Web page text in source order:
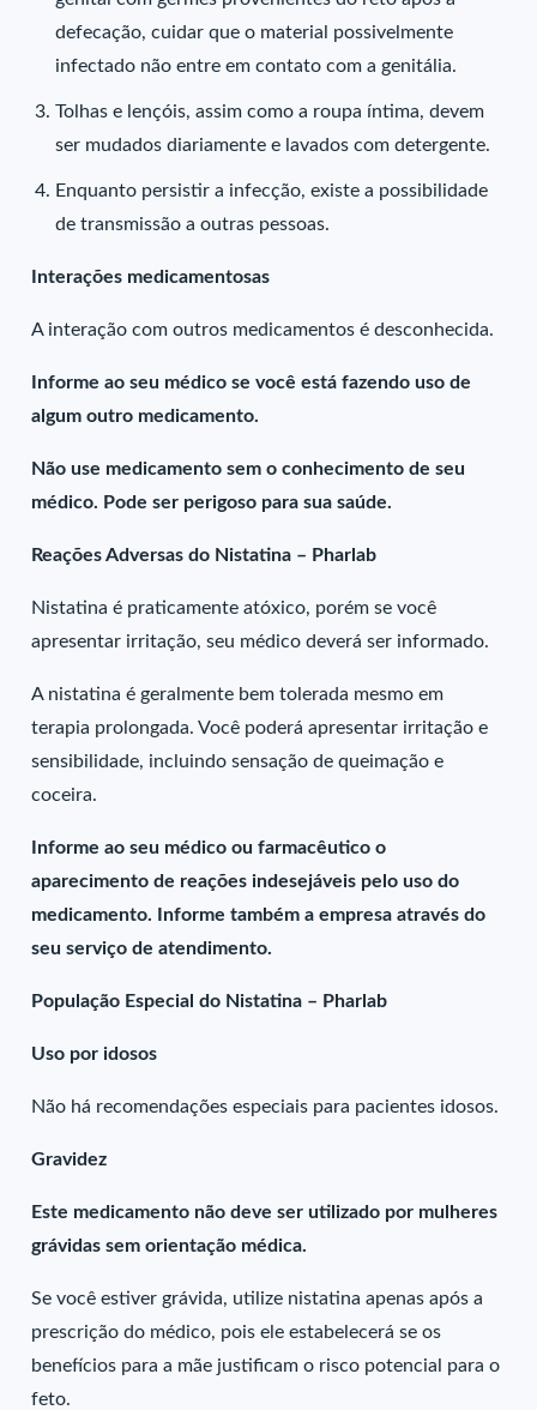
defecação, cuidar que o material possivelmente
infectado não entre em contato com a genitália.
Tolhas e lençóis, assim como a roupa íntima, devem
ser mudados diariamente e lavados com detergente.
Enquanto persistir a infecção, existe a possibilidade
de transmissão a outras pessoas.
Interações medicamentosas
A interação com outros medicamentos é desconhecida.
Informe ao seu médico se você está fazendo uso de
algum outro medicamento.
Não use medicamento sem o conhecimento de seu
médico. Pode ser perigoso para sua saúde.
Reações Adversas do Nistatina – Pharlab
Nistatina é praticamente atóxico, porém se você
apresentar irritação, seu médico deverá ser informado.
A nistatina é geralmente bem tolerada mesmo em
terapia prolongada. Você poderá apresentar irritação e
sensibilidade, incluindo sensação de queimação e
coceira.
Informe ao seu médico ou farmacêutico o
aparecimento de reações indesejáveis pelo uso do
medicamento. Informe também a empresa através do
seu serviço de atendimento.
População Especial do Nistatina – Pharlab
Uso por idosos
Não há recomendações especiais para pacientes idosos.
Gravidez
Este medicamento não deve ser utilizado por mulheres
grávidas sem orientação médica.
Se você estiver grávida, utilize nistatina apenas após a
prescrição do médico, pois ele estabelecerá se os
benefícios para a mãe justificam o risco potencial para o
feto.